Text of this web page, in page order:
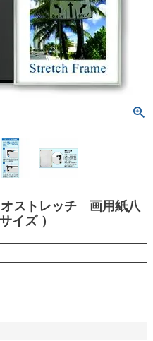
ストレッチ 画用紙八
イズ ）